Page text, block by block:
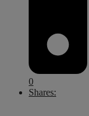
0
Shares: